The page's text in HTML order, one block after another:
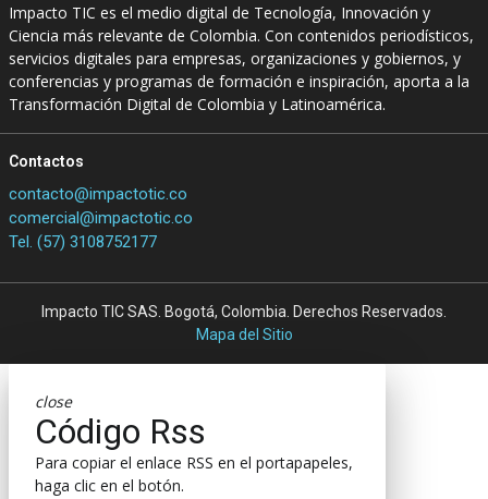
Impacto TIC es el medio digital de Tecnología, Innovación y
Ciencia más relevante de Colombia. Con contenidos periodísticos,
servicios digitales para empresas, organizaciones y gobiernos, y
conferencias y programas de formación e inspiración, aporta a la
Transformación Digital de Colombia y Latinoamérica.
Contactos
contacto@impactotic.co
comercial@impactotic.co
Tel. (57) 3108752177
Impacto TIC SAS. Bogotá, Colombia. Derechos Reservados.
Mapa del Sitio
close
Código Rss
Para copiar el enlace RSS en el portapapeles,
haga clic en el botón.